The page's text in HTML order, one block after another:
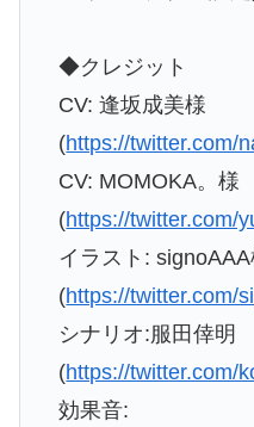
◆クレジット
CV: 逢坂成美様
(https://twitter.com/
CV: MOMOKA。様
(https://twitter.com/
イラスト: signoAAA
(https://twitter.com/
シナリオ:服田倖明
(https://twitter.com/
効果音: